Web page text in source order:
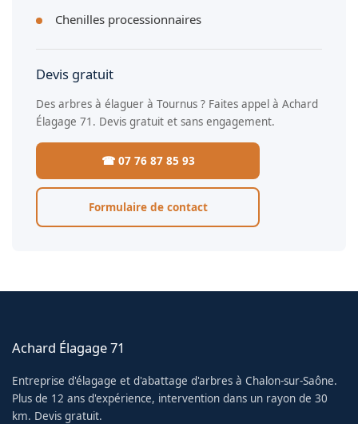
Chenilles processionnaires
Devis gratuit
Des arbres à élaguer à Tournus ? Faites appel à Achard
Élagage 71. Devis gratuit et sans engagement.
☎ 07 76 87 85 93
Formulaire de contact
Achard Élagage 71
Entreprise d'élagage et d'abattage d'arbres à Chalon-sur-Saône.
Plus de 12 ans d'expérience, intervention dans un rayon de 30
km. Devis gratuit.